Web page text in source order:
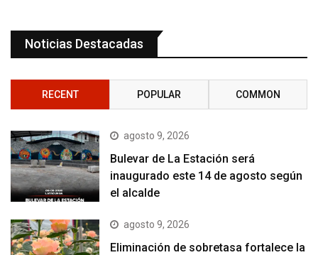
Noticias Destacadas
RECENT POPULAR COMMON
agosto 9, 2026
Bulevar de La Estación será
inaugurado este 14 de agosto según
el alcalde
agosto 9, 2026
Eliminación de sobretasa fortalece la